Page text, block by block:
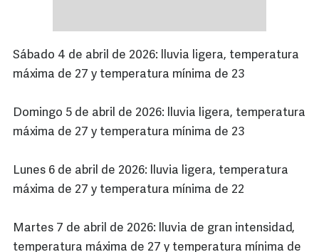
Sábado 4 de abril de 2026: lluvia ligera, temperatura
máxima de 27 y temperatura mínima de 23
Domingo 5 de abril de 2026: lluvia ligera, temperatura
máxima de 27 y temperatura mínima de 23
Lunes 6 de abril de 2026: lluvia ligera, temperatura
máxima de 27 y temperatura mínima de 22
Martes 7 de abril de 2026: lluvia de gran intensidad,
temperatura máxima de 27 y temperatura mínima de